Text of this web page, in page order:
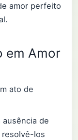
amor perfeito
em Amor
ato de
de
los